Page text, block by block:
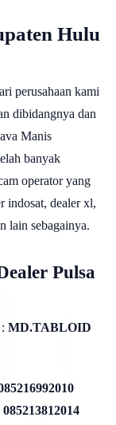
Hulu
perusahaan kami
dibidangnya dan
Manis
banyak
operator yang
indosat, dealer xl,
lain sebagainya.
Pulsa
MD.TABLOID